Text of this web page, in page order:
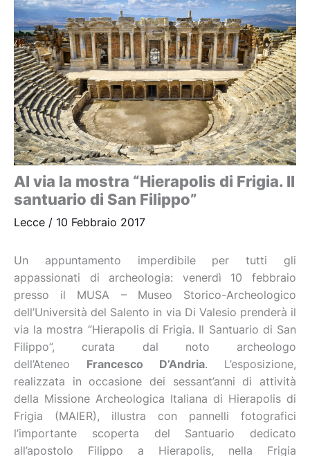
Al via la mostra “Hierapolis di Frigia. Il
santuario di San Filippo”
Lecce / 10 Febbraio 2017
Un appuntamento imperdibile per tutti gli
appassionati di archeologia: venerdì 10 febbraio
presso il MUSA – Museo Storico-Archeologico
dell’Università del Salento in via Di Valesio prenderà il
via la mostra “Hierapolis di Frigia. Il Santuario di San
Filippo”, curata dal noto archeologo
dell’Ateneo Francesco D’Andria. L’esposizione,
realizzata in occasione dei sessant’anni di attività
della Missione Archeologica Italiana di Hierapolis di
Frigia (MAIER), illustra con pannelli fotografici
l’importante scoperta del Santuario dedicato
all’apostolo Filippo a Hierapolis, nella Frigia